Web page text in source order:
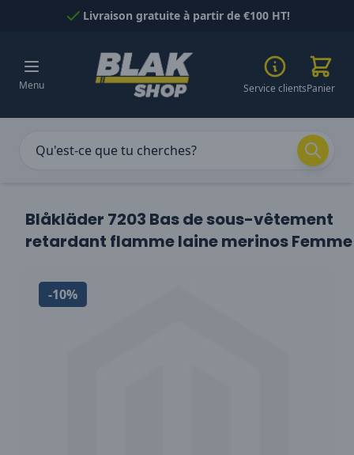
Passer au contenuLivraison gratuite à partir de €100 HT!
Menu Service clientsPanier
Blåkläder 7203 Bas de sous-vêtement
retardant flamme laine merinos Femme
-10%